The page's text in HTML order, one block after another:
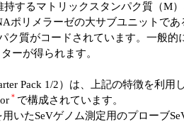
するマトリックスタンパク質（M
ポリメラーゼの大サブユニットで
ク質がコードされています。一般
ーが得られます。
Pack 1/2）は、上記の特徴を利
＊ で構成されています。
いたSeVゲノム測定用のプローブ